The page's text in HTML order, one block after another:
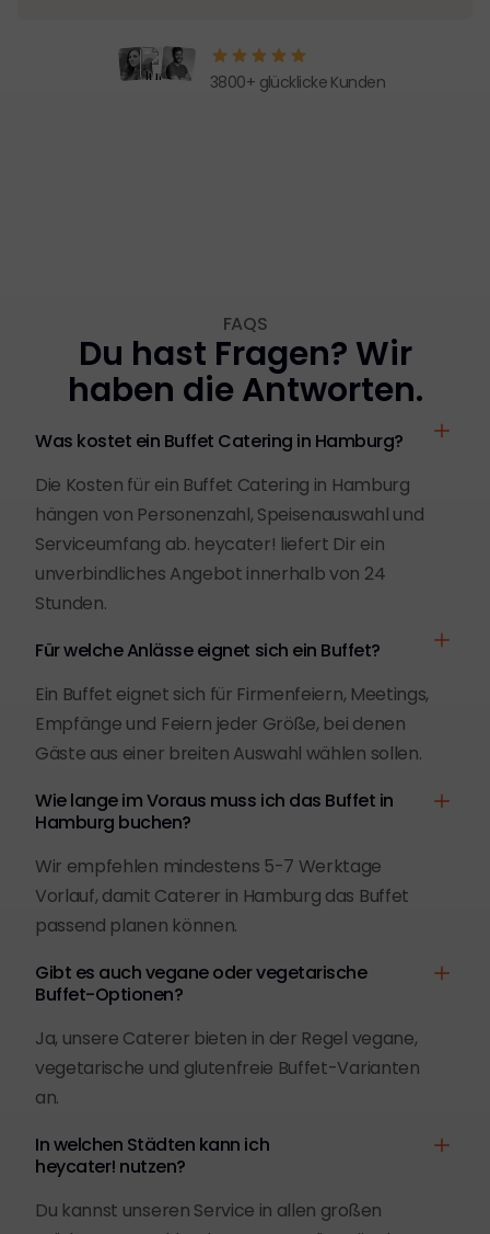
3800+ glücklicke Kunden
FAQS
Du hast Fragen? Wir
haben die Antworten.
Was kostet ein Buffet Catering in Hamburg?
Die Kosten für ein Buffet Catering in Hamburg
hängen von Personenzahl, Speisenauswahl und
Serviceumfang ab. heycater! liefert Dir ein
unverbindliches Angebot innerhalb von 24
Stunden.
Für welche Anlässe eignet sich ein Buffet?
Ein Buffet eignet sich für Firmenfeiern, Meetings,
Empfänge und Feiern jeder Größe, bei denen
Gäste aus einer breiten Auswahl wählen sollen.
Wie lange im Voraus muss ich das Buffet in
Hamburg buchen?
Wir empfehlen mindestens 5-7 Werktage
Vorlauf, damit Caterer in Hamburg das Buffet
passend planen können.
Gibt es auch vegane oder vegetarische
Buffet-Optionen?
Ja, unsere Caterer bieten in der Regel vegane,
vegetarische und glutenfreie Buffet-Varianten
an.
In welchen Städten kann ich
heycater! nutzen?
Du kannst unseren Service in allen großen